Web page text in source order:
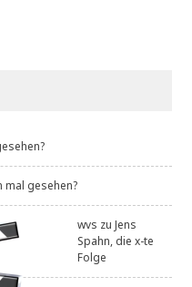
mal gesehen?
wvs zuJens
Spahn, die x-te
Folge